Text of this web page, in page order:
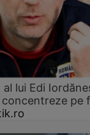
lui Edi
concentreze pe